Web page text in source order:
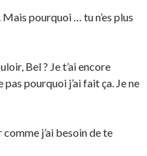
pourquoi … tu n’es plus
Bel ? Je t’ai encore
pourquoi j’ai fait ça. Je ne
j’ai besoin de te